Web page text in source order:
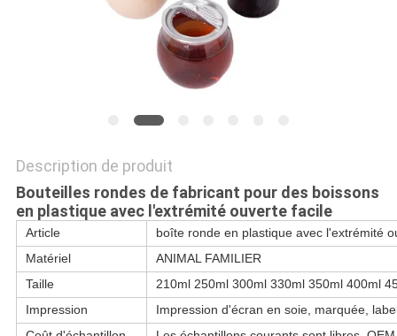
Description de produit
Bouteilles rondes de fabricant pour des boissons
en plastique avec l'extrémité ouverte facile
Article
boîte ronde en plastique avec l'extrémité
Matériel
ANIMAL FAMILIER
Taille
210ml 250ml 300ml 330ml 350ml 400ml
Impression
Impression d'écran en soie, marquée,